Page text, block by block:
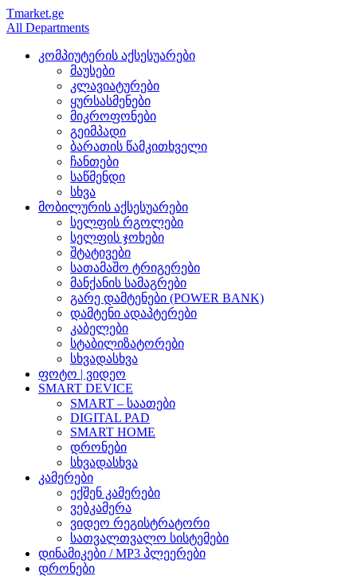
Tmarket.ge
All Departments
კომპიუტერის აქსესუარები
მაუსები
კლავიატურები
ყურსასმენები
მიკროფონები
გეიმპადი
ბარათის წამკითხველი
ჩანთები
საწმენდი
სხვა
მობილურის აქსესუარები
სელფის რგოლები
სელფის ჯოხები
შტატივები
სათამაშო ტრიგერები
მანქანის სამაგრები
გარე დამტენები (POWER BANK)
დამტენი ადაპტერები
კაბელები
სტაბილიზატორები
სხვადასხვა
ფოტო | ვიდეო
SMART DEVICE
SMART – საათები
DIGITAL PAD
SMART HOME
დრონები
სხვადასხვა
კამერები
ექშენ კამერები
ვებკამერა
ვიდეო რეგისტრატორი
სათვალთვალო სისტემები
დინამიკები / MP3 პლეერები
დრონები